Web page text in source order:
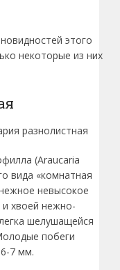
этого
некоторые из них
(Araucaria
вида «комнатная
невысокое
хвоей нежно-
шелушащейся
побеги
7 мм.